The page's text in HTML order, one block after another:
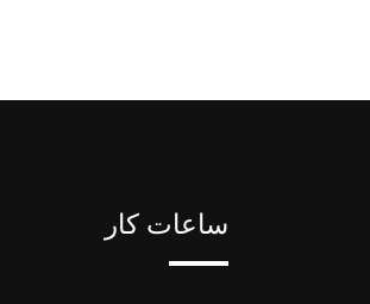
ساعات کار